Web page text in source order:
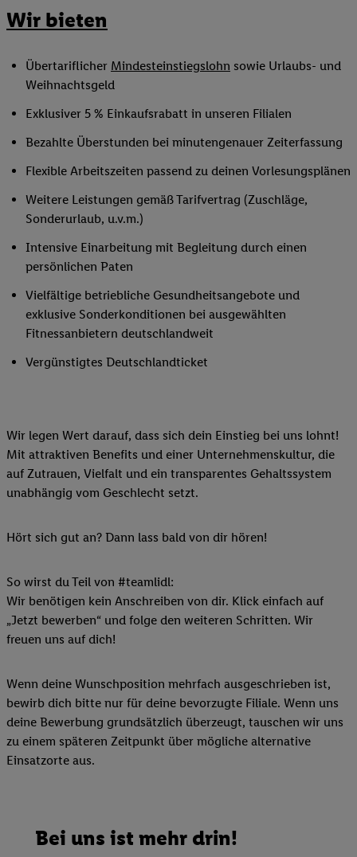
Wir bieten
Übertariflicher Mindesteinstiegslohn sowie Urlaubs- und
Weihnachtsgeld
Exklusiver 5 % Einkaufsrabatt in unseren Filialen
Bezahlte Überstunden bei minutengenauer Zeiterfassung
Flexible Arbeitszeiten passend zu deinen Vorlesungsplänen
Weitere Leistungen gemäß Tarifvertrag (Zuschläge,
Sonderurlaub, u.v.m.)
Intensive Einarbeitung mit Begleitung durch einen
persönlichen Paten
Vielfältige betriebliche Gesundheitsangebote und
exklusive Sonderkonditionen bei ausgewählten
Fitnessanbietern deutschlandweit
Vergünstigtes Deutschlandticket
Wir legen Wert darauf, dass sich dein Einstieg bei uns lohnt!
Mit attraktiven Benefits und einer Unternehmenskultur, die
auf Zutrauen, Vielfalt und ein transparentes Gehaltssystem
unabhängig vom Geschlecht setzt.
Hört sich gut an? Dann lass bald von dir hören!
So wirst du Teil von #teamlidl:
Wir benötigen kein Anschreiben von dir. Klick einfach auf
„Jetzt bewerben“ und folge den weiteren Schritten. Wir
freuen uns auf dich!
Wenn deine Wunschposition mehrfach ausgeschrieben ist,
bewirb dich bitte nur für deine bevorzugte Filiale. Wenn uns
deine Bewerbung grundsätzlich überzeugt, tauschen wir uns
zu einem späteren Zeitpunkt über mögliche alternative
Einsatzorte aus.
Bei uns ist mehr drin!